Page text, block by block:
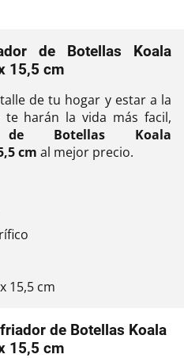
de Botellas Koala
15,5 cm
de tu hogar y estar a la
harán la vida más facil,
de Botellas Koala
cm al mejor precio.
15,5 cm
de Botellas Koala
15,5 cm